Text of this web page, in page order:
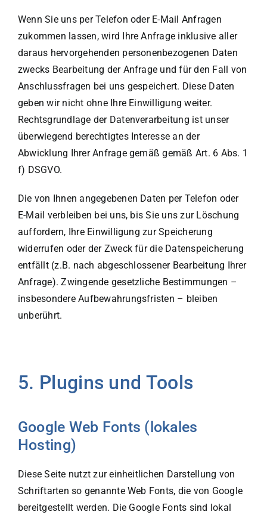
Wenn Sie uns per Telefon oder E-Mail Anfragen
zukommen lassen, wird Ihre Anfrage inklusive aller
daraus hervorgehenden personenbezogenen Daten
zwecks Bearbeitung der Anfrage und für den Fall von
Anschlussfragen bei uns gespeichert. Diese Daten
geben wir nicht ohne Ihre Einwilligung weiter.
Rechtsgrundlage der Datenverarbeitung ist unser
überwiegend berechtigtes Interesse an der
Abwicklung Ihrer Anfrage gemäß gemäß Art. 6 Abs. 1
f) DSGVO.
Die von Ihnen angegebenen Daten per Telefon oder
E-Mail verbleiben bei uns, bis Sie uns zur Löschung
auffordern, Ihre Einwilligung zur Speicherung
widerrufen oder der Zweck für die Datenspeicherung
entfällt (z.B. nach abgeschlossener Bearbeitung Ihrer
Anfrage). Zwingende gesetzliche Bestimmungen –
insbesondere Aufbewahrungsfristen – bleiben
unberührt.
5. Plugins und Tools
Google Web Fonts (lokales
Hosting)
Diese Seite nutzt zur einheitlichen Darstellung von
Schriftarten so genannte Web Fonts, die von Google
bereitgestellt werden. Die Google Fonts sind lokal